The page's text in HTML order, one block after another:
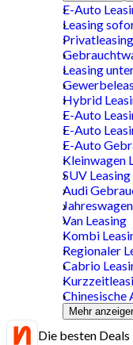
E-Auto
Leasing
Privatleasing
Leasing
Hybrid
E-Auto
E-Auto
E-Auto
Kleinwagen
SUV Leasing
Audi
Van Leasing
Kombi
Regionaler
Cabrio
Chinesische
Mehr
Die besten